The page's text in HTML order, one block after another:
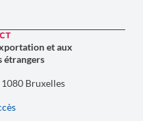
et aux
étrangers
Bruxelles